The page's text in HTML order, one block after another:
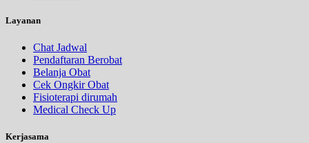
Layanan
Chat Jadwal
Pendaftaran Berobat
Belanja Obat
Cek Ongkir Obat
Fisioterapi dirumah
Medical Check Up
Kerjasama